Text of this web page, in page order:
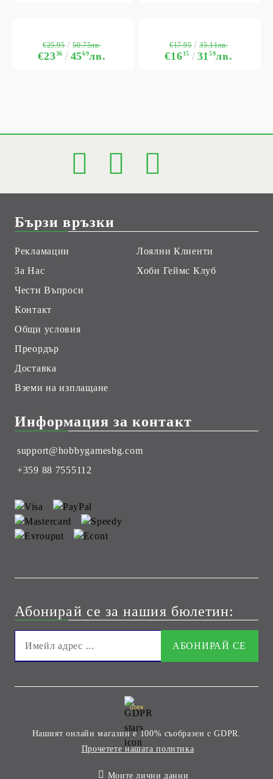
€2336 4569лв.
€25.95 50.75лв.
€1615 3159лв.
€17.95 35.11лв.
Бързи връзки
Рекламации
За Нас
Чести Въпроси
Контакт
Общи условия
Преордър
Доставка
Вземи на изплащане
Лоялни Клиенти
Хоби Геймс Клуб
Информация за контакт
support@hobbygamesbg.com
+359 88 7555112
Абонирай се за нашия бюлетин:
GDPR
Нашият онлайн магазин е 100% съобразен с GDPR.
Прочетете нашата политика
Моите лични данни